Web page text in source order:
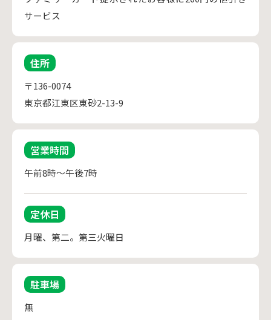
サービス
住所
〒136-0074
東京都江東区東砂2-13-9
営業時間
午前8時～午後7時
定休日
月曜、第二。第三火曜日
駐車場
無